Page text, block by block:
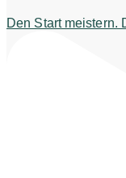
Den Start meistern.